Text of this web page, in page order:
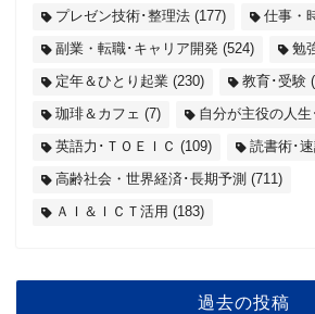
プレゼン技術･整理法 (177) 仕事・
副業・転職･キャリア開発 (524) 勉
定年＆ひとり起業 (230) 教育･受験
珈琲＆カフェ (7) 自分が主役の人
英語力･ＴＯＥＩＣ (109) 読書術･
高齢社会・世界経済･長期予測 (711)
ＡＩ＆ＩＣＴ活用 (183)
過去の投稿